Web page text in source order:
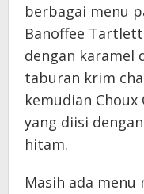
berbagai menu
Banoffee
dengan karamel
taburan krim
kemudian
yang diisi
hitam.
Masih ada